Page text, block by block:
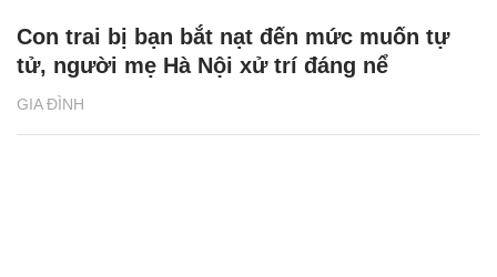
GIA ĐÌNH
Con trai bị bạn bắt nạt đến mức muốn tự
tử, người mẹ Hà Nội xử trí đáng nể